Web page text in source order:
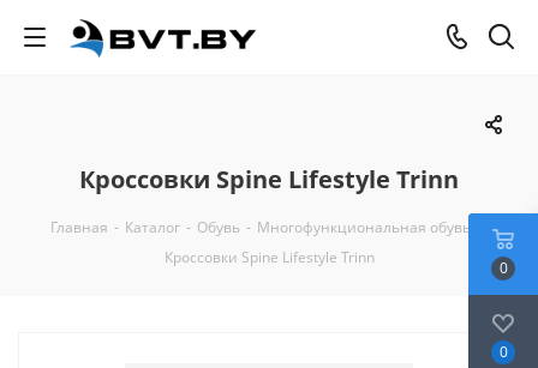
Кроссовки Spine Lifestyle Trinn
Главная - Каталог - Обувь - Многофункциональная обувь
Кроссовки Spine Lifestyle Trinn
0
0